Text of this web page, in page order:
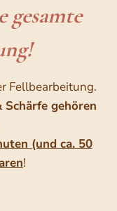
Fellbearbeitung.
gehören
(und ca. 50
!